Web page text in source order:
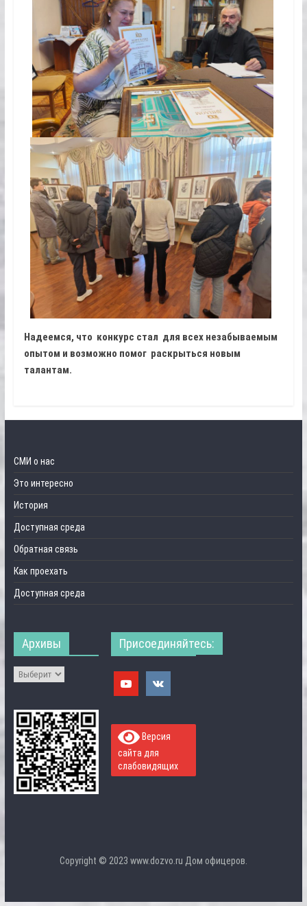
Надеемся, что конкурс стал для всех незабываемым
опытом и возможно помог раскрыться новым
талантам.
СМИ о нас
Это интересно
История
Доступная среда
Обратная связь
Как проехать
Доступная среда
Архивы Присоединяйтесь:
Версия
сайта для
слабовидящих
Copyright © 2023 www.dozvo.ru Дом офицеров.